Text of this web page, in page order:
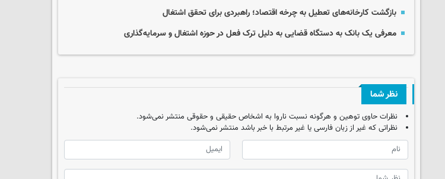
بازگشت کارخانه‌های تعطیل به چرخه اقتصاد؛ راهبردی برای تحقق اشتغال
معرفی یک بانک به دستگاه قضایی به دلیل ترک فعل در حوزه اشتغال و سرمایه‌گذاری
نظر شما
نظرات حاوی توهین و هرگونه نسبت ناروا به اشخاص حقیقی و حقوقی منتشر نمی‌شود.
نظراتی که غیر از زبان فارسی یا غیر مرتبط با خبر باشد منتشر نمی‌شود.